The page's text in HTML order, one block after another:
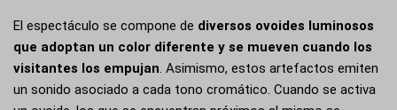
El espectáculo se compone de diversos ovoides luminosos
que adoptan un color diferente y se mueven cuando los
visitantes los empujan . Asimismo, estos artefactos emiten
un sonido asociado a cada tono cromático. Cuando se activa